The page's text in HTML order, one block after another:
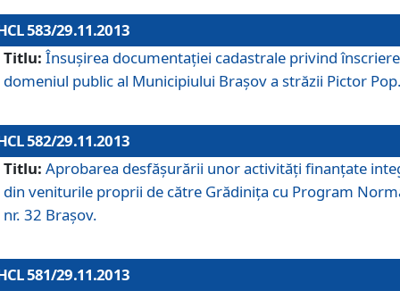
583/29.11.2013
Titlu: Însuşirea documentaţiei cadastrale privind
domeniul public al Municipiului Braşov a străzii Pictor
582/29.11.2013
Titlu: Aprobarea desfăşurării unor activităţi finanţate
din veniturile proprii de către Grădiniţa cu Program
nr. 32 Braşov.
581/29.11.2013